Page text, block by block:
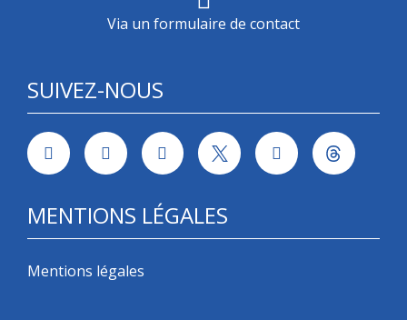
Via un formulaire de contact
SUIVEZ-NOUS
MENTIONS LÉGALES
Mentions légales